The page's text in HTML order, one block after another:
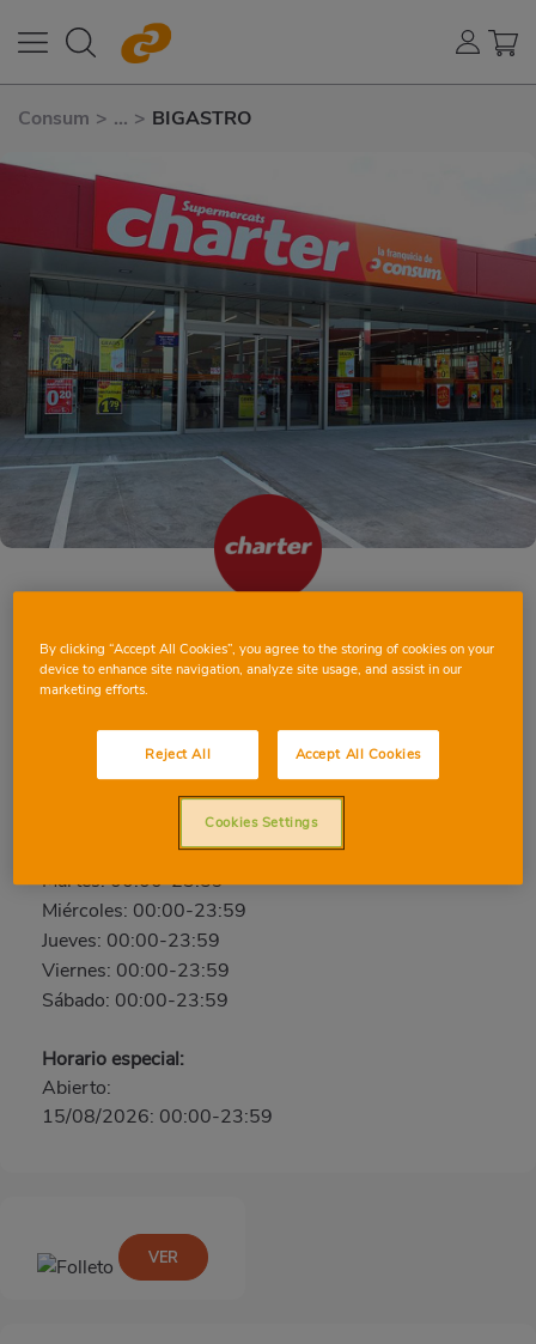
Consum > ... > BIGASTRO
BIGASTRO
C/ Del Progreso, 19, 03380, BIGASTRO, ALICANTE
Teléfono: 96 677 86 70
Abierto ahora
Domingo: 00:00-23:59
Lunes: 00:00-23:59
Martes: 00:00-23:59
Miércoles: 00:00-23:59
Jueves: 00:00-23:59
Viernes: 00:00-23:59
Sábado: 00:00-23:59
Horario especial:
Abierto:
15/08/2026: 00:00-23:59
VER
By clicking “Accept All Cookies”, you agree to the storing of cookies on your
device to enhance site navigation, analyze site usage, and assist in our
marketing efforts.
Reject All Accept All Cookies
Cookies Settings